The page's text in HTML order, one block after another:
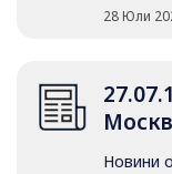
28 Юли
Новини